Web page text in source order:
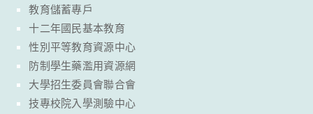
教育儲蓄專戶
十二年國民基本教育
性別平等教育資源中心
防制學生藥濫用資源網
大學招生委員會聯合會
技專校院入學測驗中心